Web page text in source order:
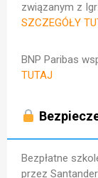
związanym z
SZCZEGÓŁY
BNP Paribas
TUTAJ
Bezpłatne
przez